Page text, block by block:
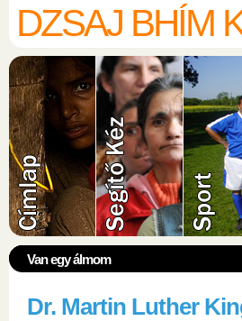
DZSAJ BHÍM
Van egy álmom
Dr. Martin Luther